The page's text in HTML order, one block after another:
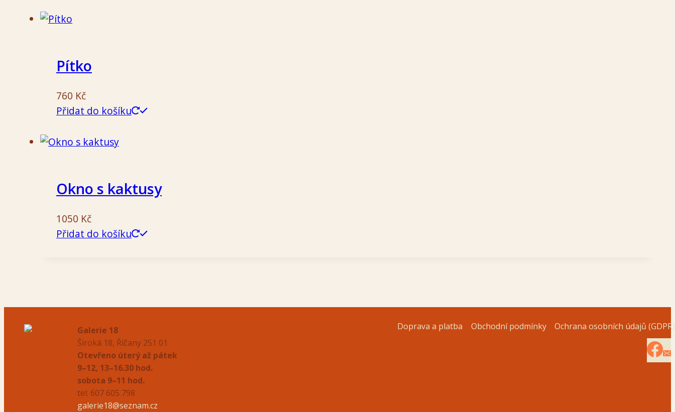
Pítko
760 Kč
Přidat do košíku
Okno s kaktusy
1050 Kč
Přidat do košíku
Galerie 18
Široká 18, Říčany 251 01
Otevřeno úterý až pátek
9–12, 13–16.30 hod.
sobota 9–11 hod.
tel: 607 605 798
galerie18@seznam.cz
Doprava a platba Obchodní podmínky Ochrana osobních údajů (GDPR)